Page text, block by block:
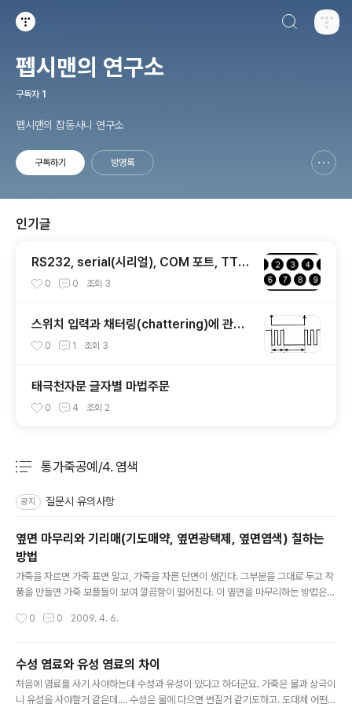
펩시맨의 연구소
구독자 1
펩시맨의 잡동사니 연구소
구독하기 방명록
인기글
RS232, serial(시리얼), COM 포트, TTL,
MAX232 개념정리
0 0 조회 3
스위치 입력과 채터링(chattering)에 관하
여 0 1 조회 3
태극천자문 글자별 마법주문
0 4 조회 2
통가죽공예/4. 염색
공지 질문시 유의사항
옆면 마무리와 기리매(기도매약, 옆면광택제, 옆면염색) 칠하는
방법
가죽을 자르면 가죽 표면 말고, 가죽을 자른 단면이 생긴다. 그부분을 그대로 두고 작
품을 만들면 가죽 보플들이 보여 깔끔함이 떨어진다. 이 옆면을 마무리하는 방법은
뒤 마르면 고무로 코팅된 느낌이 난다. 그래서 물로부터 가죽을 보호한다. 하지만 초
나 옆면 처리한 보람이 없어진다. 제품마다 점도에 차이가 있는것같다. 어떤 제품은
물같아서 여러번 칠해도 표도 안나는 제품이 있는가 하면, 어떤 제품은 한번 칠하면
0 0 2009. 4. 6.
수성 염료와 유성 염료의 차이
처음에 염료를 사기 사야하는데 수성과 유성이 있다고 하더군요. 가죽은 물과 상극이
니 유성을 사야할거 같은데.... 수성은 물에 다으면 번질거 같기도하고. 도대체 어떤걸